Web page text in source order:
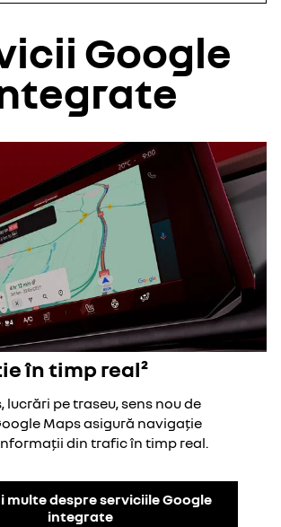
Google
în timp real²
lucrări pe traseu, sens nou de
Maps asigură navigație
din trafic în timp real.
multe despre serviciile Google
integrate